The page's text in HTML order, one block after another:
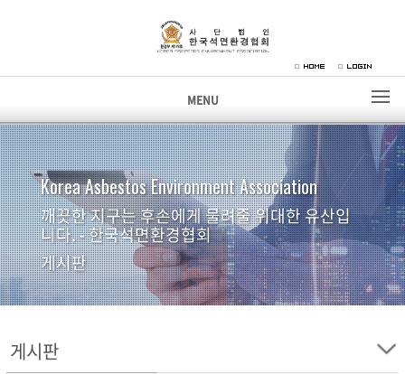
MENU
Korea Asbestos Environment Association
깨끗한 지구는 후손에게 물려줄 위대한 유산입
니다. - 한국석면환경협회
게시판
게시판